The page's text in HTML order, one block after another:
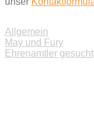
Allgemein
May und Fury
Ehrenamtler gesucht